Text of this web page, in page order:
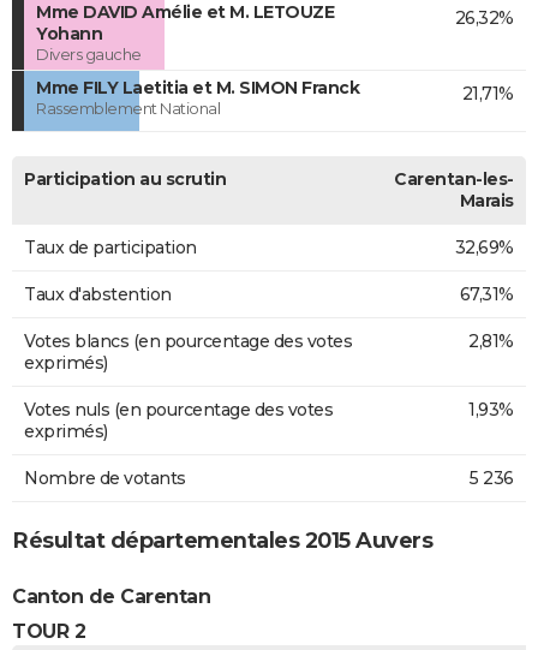
Mme DAVID Amélie et M. LETOUZE
Yohann
Divers gauche
26,32%
Mme FILY Laetitia et M. SIMON Franck
Rassemblement National
21,71%
Participation au scrutin
Carentan-les-
Marais
Taux de participation 32,69%
Taux d'abstention 67,31%
Votes blancs (en pourcentage des votes
exprimés)
2,81%
Votes nuls (en pourcentage des votes
exprimés)
1,93%
Nombre de votants 5 236
Résultat départementales 2015 Auvers
Canton de Carentan
TOUR 2